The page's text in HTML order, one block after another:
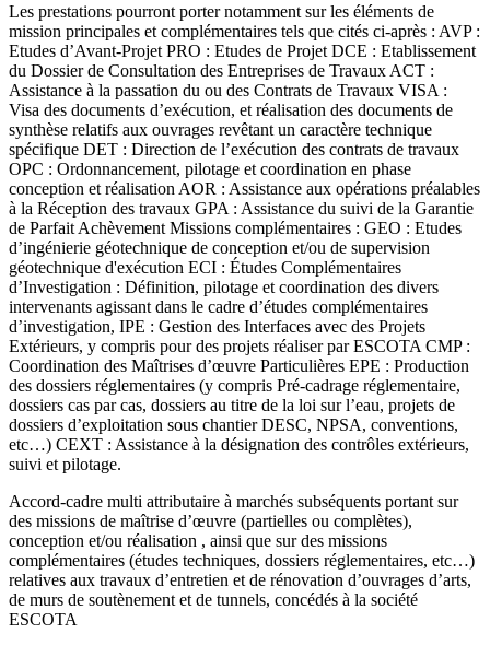
Les prestations pourront porter notamment sur les éléments de
mission principales et complémentaires tels que cités ci-après : AVP :
Etudes d’Avant-Projet PRO : Etudes de Projet DCE : Etablissement
du Dossier de Consultation des Entreprises de Travaux ACT :
Assistance à la passation du ou des Contrats de Travaux VISA :
Visa des documents d’exécution, et réalisation des documents de
synthèse relatifs aux ouvrages revêtant un caractère technique
spécifique DET : Direction de l’exécution des contrats de travaux
OPC : Ordonnancement, pilotage et coordination en phase
conception et réalisation AOR : Assistance aux opérations préalables
à la Réception des travaux GPA : Assistance du suivi de la Garantie
de Parfait Achèvement Missions complémentaires : GEO : Etudes
d’ingénierie géotechnique de conception et/ou de supervision
géotechnique d'exécution ECI : Études Complémentaires
d’Investigation : Définition, pilotage et coordination des divers
intervenants agissant dans le cadre d’études complémentaires
d’investigation, IPE : Gestion des Interfaces avec des Projets
Extérieurs, y compris pour des projets réaliser par ESCOTA CMP :
Coordination des Maîtrises d’œuvre Particulières EPE : Production
des dossiers réglementaires (y compris Pré-cadrage réglementaire,
dossiers cas par cas, dossiers au titre de la loi sur l’eau, projets de
dossiers d’exploitation sous chantier DESC, NPSA, conventions,
etc…) CEXT : Assistance à la désignation des contrôles extérieurs,
suivi et pilotage.
Accord-cadre multi attributaire à marchés subséquents portant sur
des missions de maîtrise d’œuvre (partielles ou complètes),
conception et/ou réalisation , ainsi que sur des missions
complémentaires (études techniques, dossiers réglementaires, etc…)
relatives aux travaux d’entretien et de rénovation d’ouvrages d’arts,
de murs de soutènement et de tunnels, concédés à la société
ESCOTA